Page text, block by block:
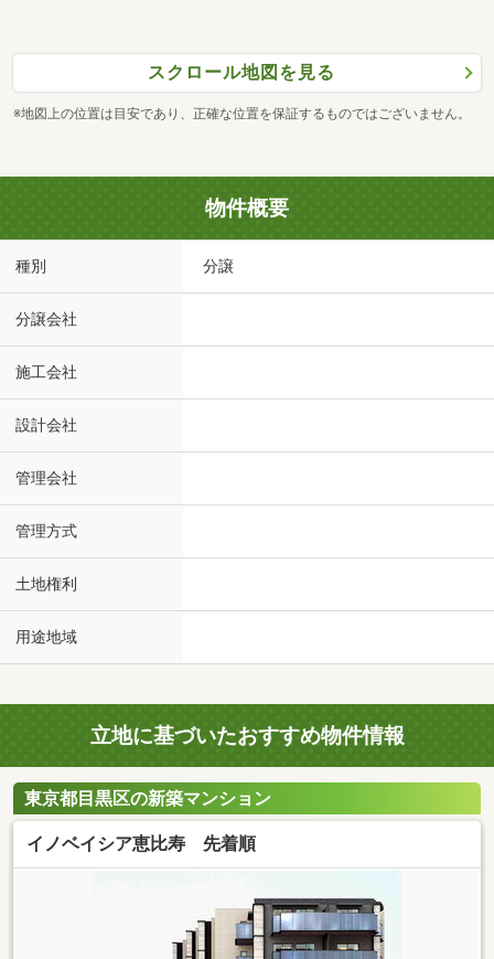
スクロール地図を見る
※地図上の位置は目安であり、正確な位置を保証するものではございません。
物件概要
種別 分譲
分譲会社
施工会社
設計会社
管理会社
管理方式
土地権利
用途地域
立地に基づいたおすすめ物件情報
東京都目黒区の新築マンション
イノベイシア恵比寿 先着順